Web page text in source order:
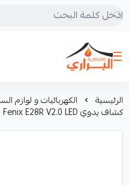
البراري للرحلات
الرئيسية الكهربائيات و لوازم
كشاف يدوي Fenix E28R V2.0 LED – كشاف قابل للشحن عالي الإضاءة